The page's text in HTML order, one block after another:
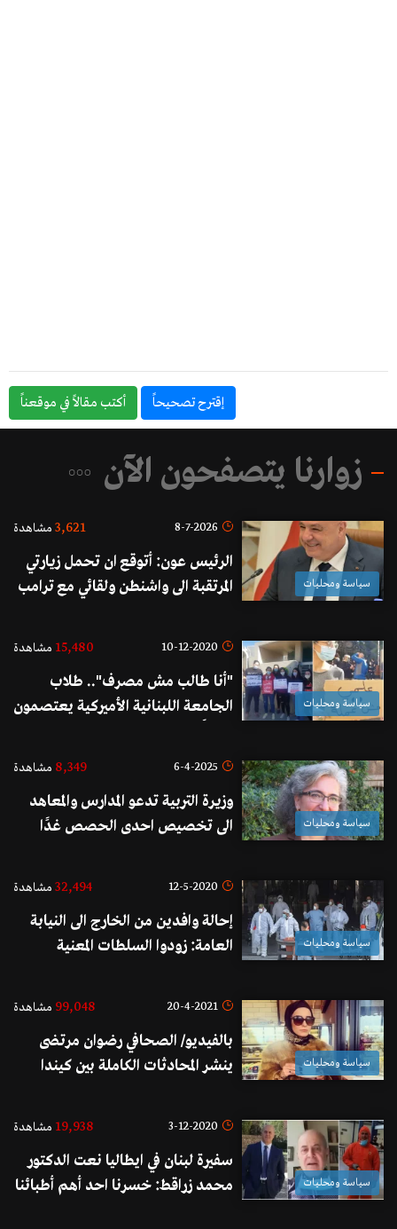
إقترح تصحيحاً أكتب مقالاً في موقعناً
زوارنا يتصفحون الآن
سياسة ومحليات
8-7-2026
3,621 مشاهدة
الرئيس عون: أتوقع ان تحمل زيارتي
المرتقبة الى واشنطن ولقائي مع ترامب
الأميركي غير المسبوق بلبنان.
سياسة ومحليات
10-12-2020
15,480 مشاهدة
"أنا طالب مش مصرف".. طلاب
الجامعة اللبنانية الأميركية يعتصمون
3900 ليرة لبنانية
سياسة ومحليات
6-4-2025
8,349 مشاهدة
وزيرة التربية تدعو المدارس والمعاهد
الى تخصيص احدى الحصص غدًا
الاطفال تضامنًا مع اولاد فلسطين
سياسة ومحليات
12-5-2020
32,494 مشاهدة
إحالة وافدين من الخارج الى النيابة
العامة: زودوا السلطات المعنية
مغلوطة وتفلتوا من الحجر!
سياسة ومحليات
20-4-2021
99,048 مشاهدة
بالفيديو/ الصحافي رضوان مرتضى
ينشر المحادثات الكاملة بين كيندا
شي يوم نشرب قهوة بـ لبنان؟..بس
عندك"
سياسة ومحليات
3-12-2020
19,938 مشاهدة
سفيرة لبنان في ايطاليا نعت الدكتور
محمد زراقط: خسرنا احد أهم أطبائنا